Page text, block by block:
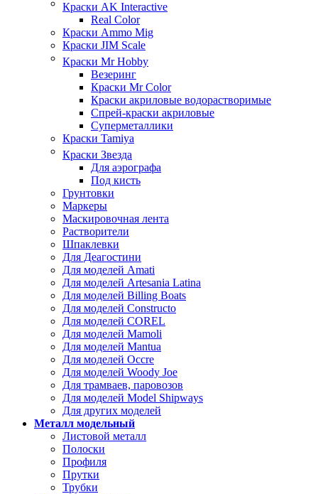
Краски AK Interactive
Real Color
Краски Ammo Mig
Краски JIM Scale
Краски Mr Hobby
Везеринг
Краски Mr Color
Краски акриловые водорастворимые
Спрей-краски акриловые
Суперметаллики
Краски Tamiya
Краски Звезда
Для аэрографа
Под кисть
Грунтовки
Маркеры
Маскировочная лента
Растворители
Шпаклевки
Для Деагостини
Для моделей Amati
Для моделей Artesania Latina
Для моделей Billing Boats
Для моделей Constructo
Для моделей COREL
Для моделей Mamoli
Для моделей Mantua
Для моделей Occre
Для моделей Woody Joe
Для трамваев, паровозов
Для моделей Model Shipways
Для других моделей
Металл модельный
Листовой металл
Полоски
Профиля
Прутки
Трубки